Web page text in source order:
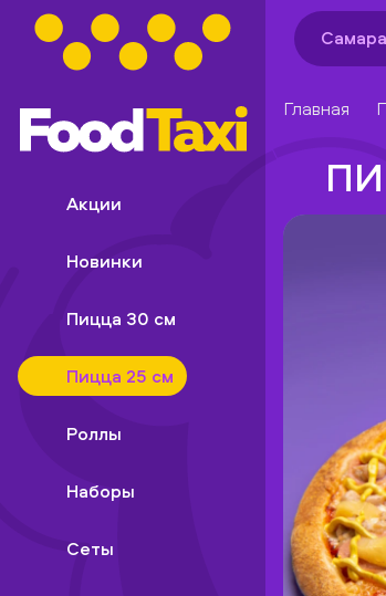
Самара
Акции
Новинки
Пицца 30 см
Пицца 25 см
Роллы
Наборы
Сеты
Главная